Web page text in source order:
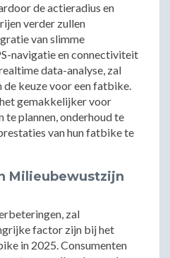
de actieradius en
verder zullen
van slimme
navigatie en connectiviteit
data-analyse, zal
de keuze voor een fatbike.
gemakkelijker voor
plannen, onderhoud te
van hun fatbike te
Milieubewustzijn
zal
factor zijn bij het
in 2025. Consumenten